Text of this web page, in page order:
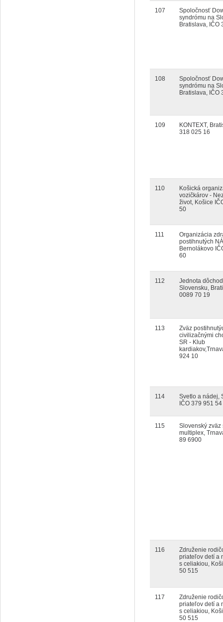
107
Spoločnosť
syndrómu na
Bratislava, IČO
108
Spoločnosť
syndrómu na
Bratislava, IČO
109
KONTEXT,
318 025 16
110
Košická
vozičkárov -
život, Košice
50
111
Organizácia
postihnutých
Bernolákovo
60
112
Jednota
Slovensku,
0089 70 19
113
Zväz
civilizačnými
SR - Klub
924 10
114
Svetlo a nádej,
IČO 379 951 54
115
Slovenský zväz
multiplex,
89 6900
116
Združenie
priateľov detí a
s celiakiou,
50 515
117
Združenie
priateľov detí a
s celiakiou,
50 515